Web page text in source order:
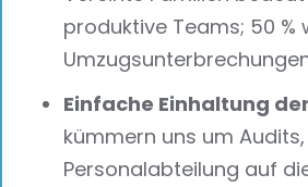
produktive Teams; 50 %
Einfache Einhaltung
kümmern uns um
Personalabteilung auf